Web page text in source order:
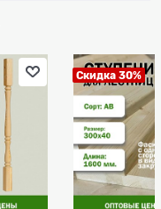
Скидка 30%